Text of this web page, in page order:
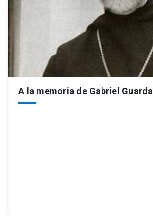
A la memoria de Gabriel Guarda